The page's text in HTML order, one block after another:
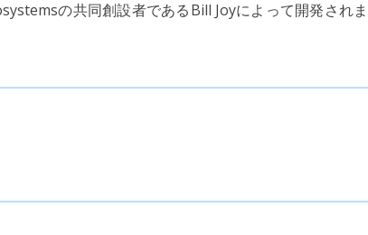
の共同創設者であるBill Joyによって開発されま